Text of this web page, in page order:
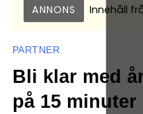
ANNONS Innehåll
PARTNER
Bli klar med
på 15 minuter